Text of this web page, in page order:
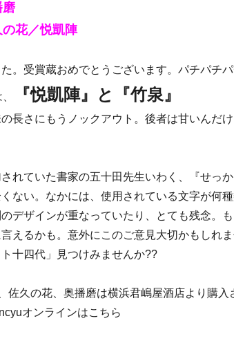
磨
の花／悦凱陣
。受賞蔵おめでとうございます。パチパチパ
『悦凱陣』と『竹泉』
長さにもうノックアウト。後者は甘いんだ
れていた書家の五十田先生いわく、『せっ
ない。なかには、使用されている文字が何
デザインが重なっていたり、とても残念。
えるかも。意外にこのご意見大切かもしれま
十四代」見つけみませんか??
佐久の花、奥播磨は横浜君嶋屋酒店より購入
オンラインはこちら